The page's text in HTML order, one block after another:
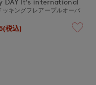
ッキングフレアープルオーバ
税込)